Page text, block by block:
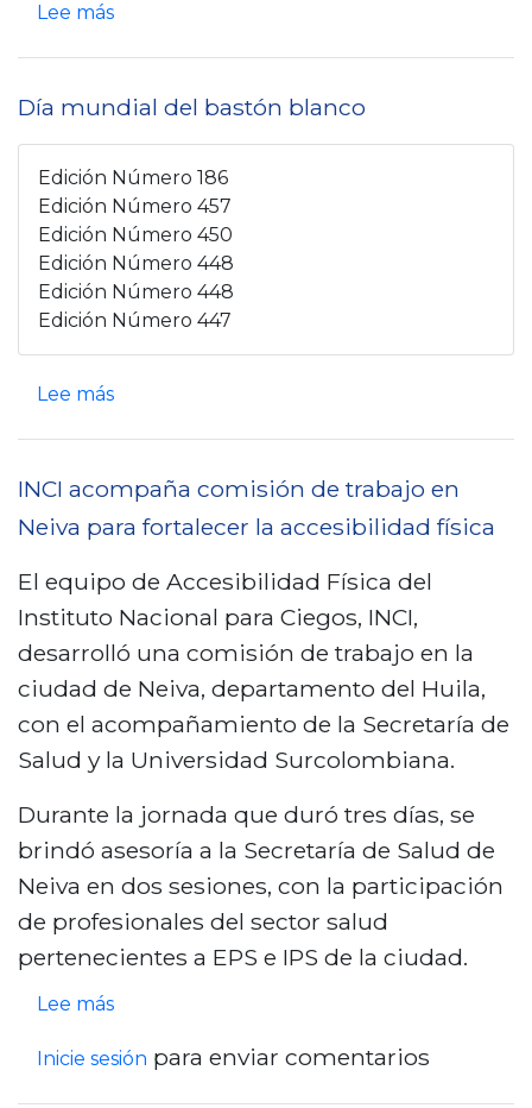
u
é
o
n
l
a
s
s
l
e
p
o
d
o
t
á
c
t
l
e
I
n
Lee más
r
e
I
N
C
I
i
i
p
a
r
t
i
c
p
a
e
n
Día mundial del bastón blanco
Edición Número 186
Edición Número 457
Edición Número 450
Edición Número 448
Edición Número 448
Edición Número 447
Lee más
r
e
D
a
m
u
n
i
a
d
e
a
INCI acompaña comisión de trabajo en
Neiva para fortalecer la accesibilidad física
El equipo de Accesibilidad Física del
Instituto Nacional para Ciegos, INCI,
desarrolló una comisión de trabajo en la
ciudad de Neiva, departamento del Huila,
con el acompañamiento de la Secretaría de
Salud y la Universidad Surcolombiana.
Durante la jornada que duró tres días, se
brindó asesoría a la Secretaría de Salud de
Neiva en dos sesiones, con la participación
de profesionales del sector salud
pertenecientes a EPS e IPS de la ciudad.
Lee más
b
Inicie sesión para enviar comentarios